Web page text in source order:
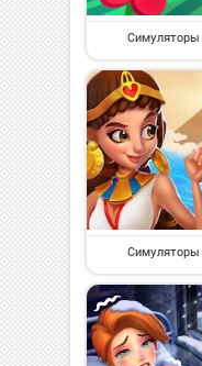
Симуляторы
Симуляторы